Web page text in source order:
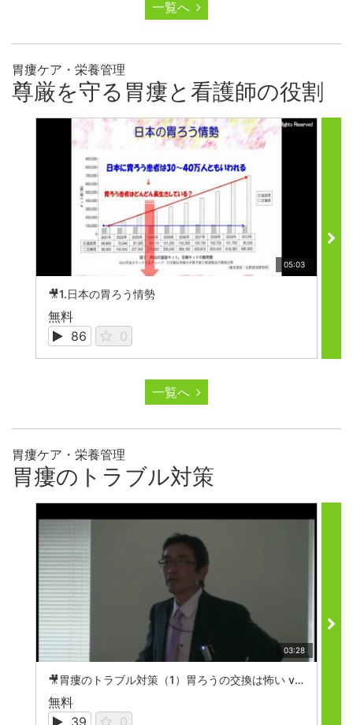
一覧へ
胃瘻ケア・栄養管理
尊厳を守る胃瘻と看護師の役割
05:03
🎥1.日本の胃ろう情勢
無料
86
0
一覧へ
胃瘻ケア・栄養管理
胃瘻のトラブル対策
03:28
🎥胃瘻のトラブル対策（1）胃ろうの交換は怖い vol.1
無料
39
0